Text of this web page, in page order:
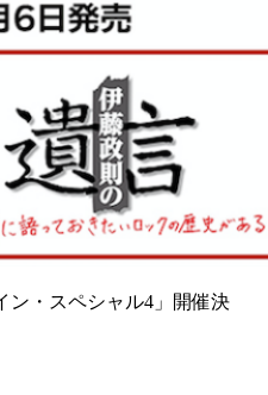
ン・スペシャル4」開催決